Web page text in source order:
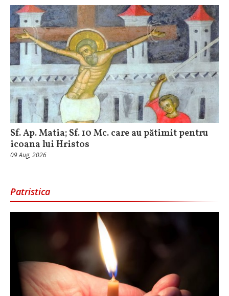
Sf. Ap. Matia; Sf. 10 Mc. care au pătimit pentru
icoana lui Hristos
09 Aug, 2026
Patristica